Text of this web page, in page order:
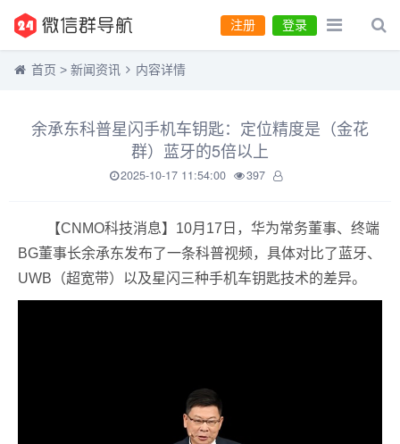
登录
注册
首页 > 新闻资讯 内容详情
余承东科普星闪手机车钥匙：定位精度是（金花
群）蓝牙的5倍以上
2025-10-17 11:54:00 397
【CNMO科技消息】10月17日，华为常务董事、终端
BG董事长余承东发布了一条科普视频，具体对比了蓝牙、
UWB（超宽带）以及星闪三种手机车钥匙技术的差异。